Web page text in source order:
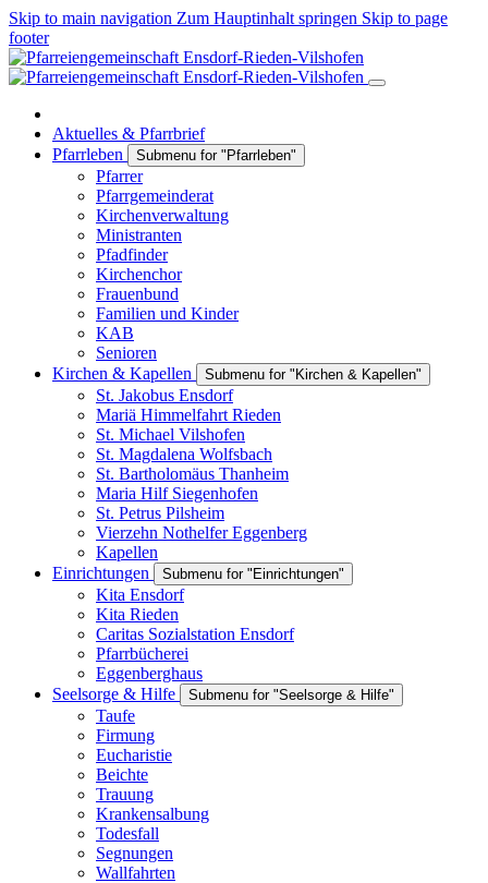
Skip to main navigation Zum Hauptinhalt springen Skip to page
footer
Aktuelles & Pfarrbrief
Pfarrleben
Submenu for "Pfarrleben"
Pfarrer
Pfarrgemeinderat
Kirchenverwaltung
Ministranten
Pfadfinder
Kirchenchor
Frauenbund
Familien und Kinder
KAB
Senioren
Kirchen & Kapellen
Submenu for "Kirchen & Kapellen"
St. Jakobus Ensdorf
Mariä Himmelfahrt Rieden
St. Michael Vilshofen
St. Magdalena Wolfsbach
St. Bartholomäus Thanheim
Maria Hilf Siegenhofen
St. Petrus Pilsheim
Vierzehn Nothelfer Eggenberg
Kapellen
Einrichtungen
Submenu for "Einrichtungen"
Kita Ensdorf
Kita Rieden
Caritas Sozialstation Ensdorf
Pfarrbücherei
Eggenberghaus
Seelsorge & Hilfe
Submenu for "Seelsorge & Hilfe"
Taufe
Firmung
Eucharistie
Beichte
Trauung
Krankensalbung
Todesfall
Segnungen
Wallfahrten